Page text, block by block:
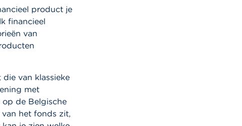
product je
financieel
van
van klassieke
met
de Belgische
het fonds zit,